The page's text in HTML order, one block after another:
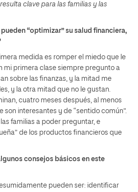
clave para las familias y las
“optimizar” su salud financiera,
medida es romper el miedo que le
mi primera clase siempre pregunto a
sobre las finanzas, y la mitad me
y la otra mitad que no le gustan.
cuatro meses después, al menos
son interesantes y de “sentido común”.
las familias a poder preguntar, e
de los productos financieros que
consejos básicos en este
pueden ser: identificar